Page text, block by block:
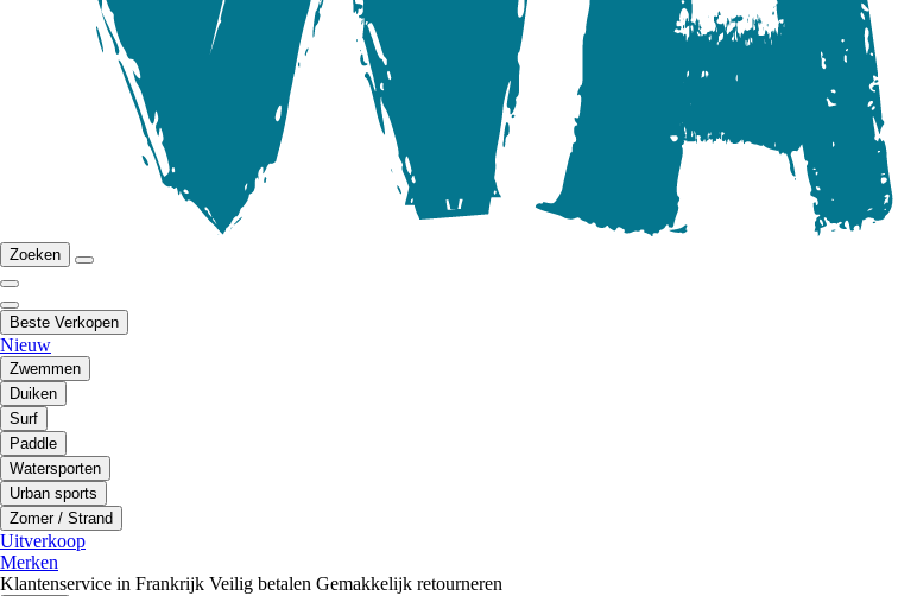
Zoeken
Beste Verkopen
Nieuw
Zwemmen
Duiken
Surf
Paddle
Watersporten
Urban sports
Zomer / Strand
Uitverkoop
Merken
Klantenservice in Frankrijk Veilig betalen Gemakkelijk retourneren